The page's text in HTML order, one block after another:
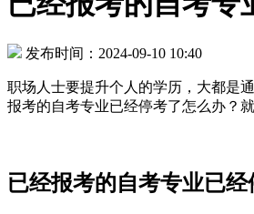
发布时间：2024-09-10 10:40
职场人士要提升个人的学历，大都是
报考的自考专业已经停考了怎么办？
已经报考的自考专业已经